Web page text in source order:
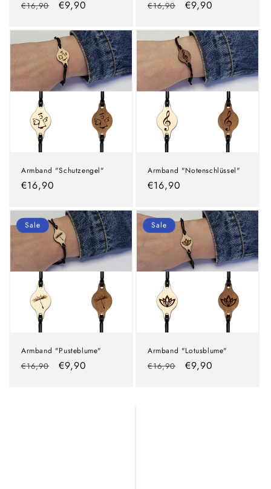
Normaler
€16,90 Verkaufspreis
€9,90
Normaler
€16,90 Verkaufspreis
€9,90
Armband "Schutzengel"
Normaler
€16,90
Armband "Notenschlüssel"
Normaler
€16,90
Sale
Armband "Pusteblume"
Normaler
€16,90 Verkaufspreis
€9,90
Sale
Armband "Lotusblume"
Normaler
€16,90 Verkaufspreis
€9,90